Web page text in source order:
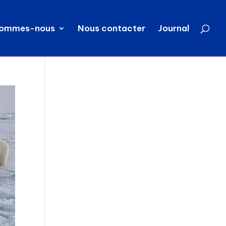
nous Nous contacter Journal